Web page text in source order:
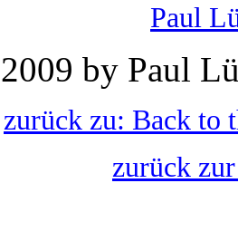
Paul
by Paul
zurück zu: Back to
zurück